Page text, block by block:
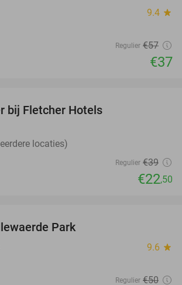
9.4 star
Regulier €57
€37
bij Fletcher Hotels
locaties)
Regulier €39
€22,50
Park
9.6 star
Regulier €50